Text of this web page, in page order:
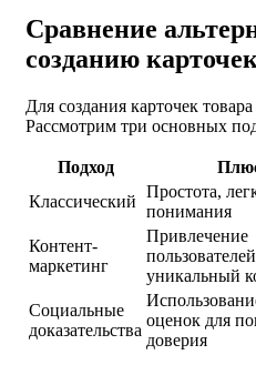
Сравнение
созданию
Для создания карточек
Рассмотрим три основных
Подход
Классический
Простота,
понимания
Контент-
маркетинг
Привлечение
уникальный
Социальные
доказательства
оценок для
доверия